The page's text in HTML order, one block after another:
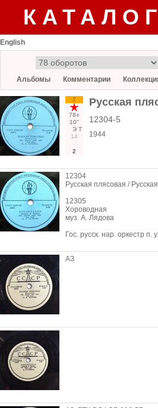
English
Альбомы Комментарии
2
78○
10"
Э Т
14
2
Русская
12304-5
1944
12304
Русская плясовая /
12305
Хороводная
муз. А. Лядова
Гос. русск. нар. оркестр п.
АЗ